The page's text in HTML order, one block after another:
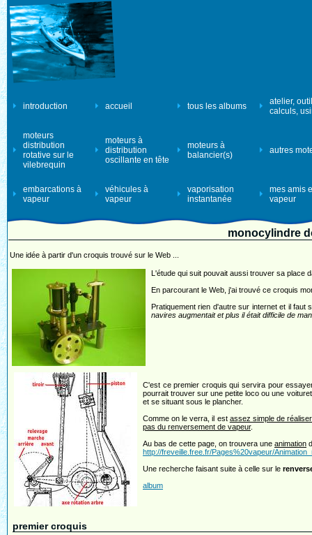
introduction accueil tous les albums
atelier,
calculs,
moteurs
distribution
rotative sur le
vilebrequin
moteurs à
distribution
oscillante en tête
moteurs à
balancier(s)
autres
embarcations à
vapeur
véhicules à
vapeur
vaporisation
instantanée
mes amis
vapeur
monocylindre
Une idée à partir d'un croquis trouvé sur le Web ...
L'étude qui suit pouvait aussi trouver sa place
En parcourant le Web, j'ai trouvé ce croquis
Pratiquement rien d'autre sur internet et il
navires augmentait et plus il était difficile de
C'est ce premier croquis qui servira pour
pourrait trouver sur une petite loco ou une
et se situant sous le plancher.
Comme on le verra, il est assez simple de
pas du renversement de vapeur.
Au bas de cette page, on trouvera une animation
http://freveille.free.fr/Pages%20vapeur/
Une recherche faisant suite à celle sur le
album
premier croquis